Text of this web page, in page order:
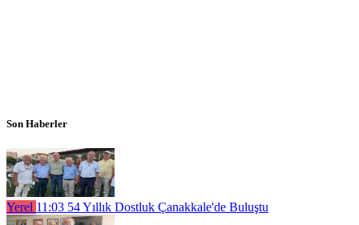
Son Haberler
Yerel 11:03 54 Yıllık Dostluk Çanakkale'de Buluştu